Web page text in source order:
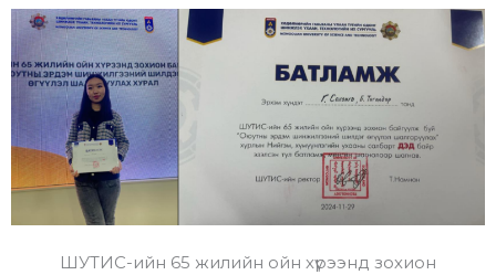
ШУТИС-ийн 65 жилийн ойн хүрээнд зохион